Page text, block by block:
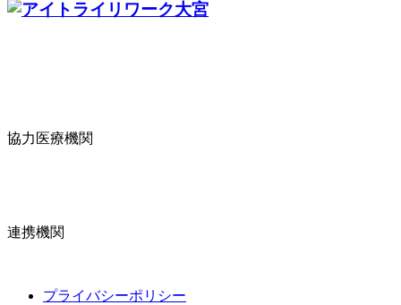
協力医療機関
連携機関
プライバシーポリシー